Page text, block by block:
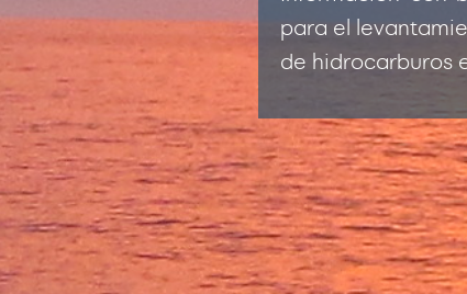
para el
de hidrocarburos